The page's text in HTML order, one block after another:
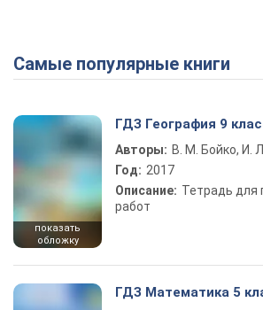
Самые популярные книги
показать
обложку
ГДЗ География 9
Авторы: В. М. Бойко, И.
Год: 2017
Описание: Тетрадь для
работ
ГДЗ Математика 5